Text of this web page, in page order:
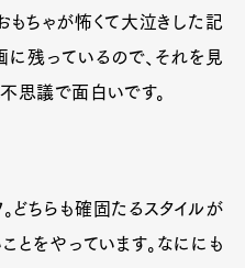
もちゃが怖くて大泣きした記
残っているので、それを見
思議で面白いです。
。どちらも確固たるスタイルが
とをやっています。なににも